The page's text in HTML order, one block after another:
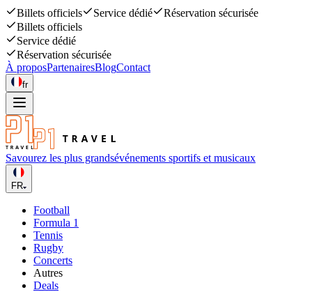
Billets officiels Service dédié
Réservation sécurisée
Billets officiels
Service dédié
Réservation sécurisée
À proposPartenairesBlogContact
fr
Savourez les plus grandsévénements sportifs et musicaux
FR
Football
Formula 1
Tennis
Rugby
Concerts
Autres
Deals